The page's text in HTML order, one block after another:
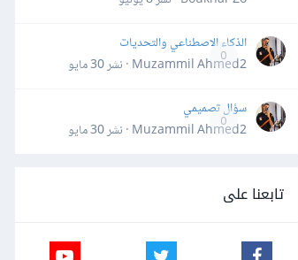
0
الذكاء الاصطناعي والتحديات
Muzammil Ahmed2 · نشر
30 مايو
0
سؤال تصميمي
Muzammil Ahmed2 · نشر
30 مايو
تابعنا على